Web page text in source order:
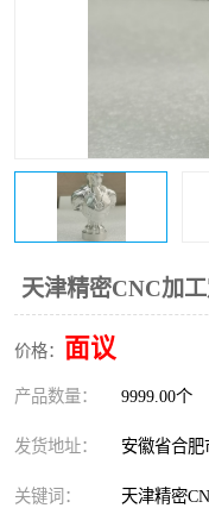
天津精密CNC加
价格： 面议
产品数量： 9999.00个
发货地址： 安徽省合
关键词： 天津精密